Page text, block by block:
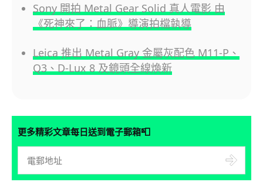
Sony 開拍 Metal Gear Solid 真人電影 由
《死神來了：血脈》導演拍檔執導
Leica 推出 Metal Gray 金屬灰配色 M11-P、
Q3、D-Lux 8 及鏡頭全線煥新
更多精彩文章每日送到電子郵箱📮